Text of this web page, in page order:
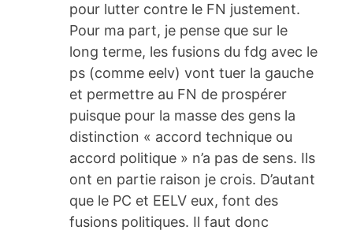
pour lutter contre le FN justement.
Pour ma part, je pense que sur le
long terme, les fusions du fdg avec le
ps (comme eelv) vont tuer la gauche
et permettre au FN de prospérer
puisque pour la masse des gens la
distinction « accord technique ou
accord politique » n’a pas de sens. Ils
ont en partie raison je crois. D’autant
que le PC et EELV eux, font des
fusions politiques. Il faut donc